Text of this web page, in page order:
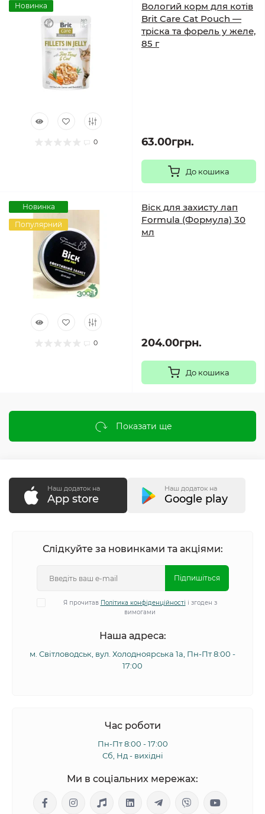
Новинка
0
Вологий корм для котів
Brit Care Cat Pouch —
тріска та форель у желе,
85 г
63.00грн.
До кошика
Новинка
Популярний
0
Віск для захисту лап
Formula (Формула) 30
мл
204.00грн.
До кошика
Показати ще
Наш додаток на
App store
Наш додаток на
Google play
Слідкуйте за новинками та акціями:
Підпишіться
Я прочитав Політика конфіденційності і згоден з
вимогами
Наша адреса:
м. Світловодськ, вул. Холодноярська 1а, Пн-Пт 8:00 -
17:00
Час роботи
Пн-Пт 8:00 - 17:00
Сб, Нд - вихідні
Ми в соціальних мережах: